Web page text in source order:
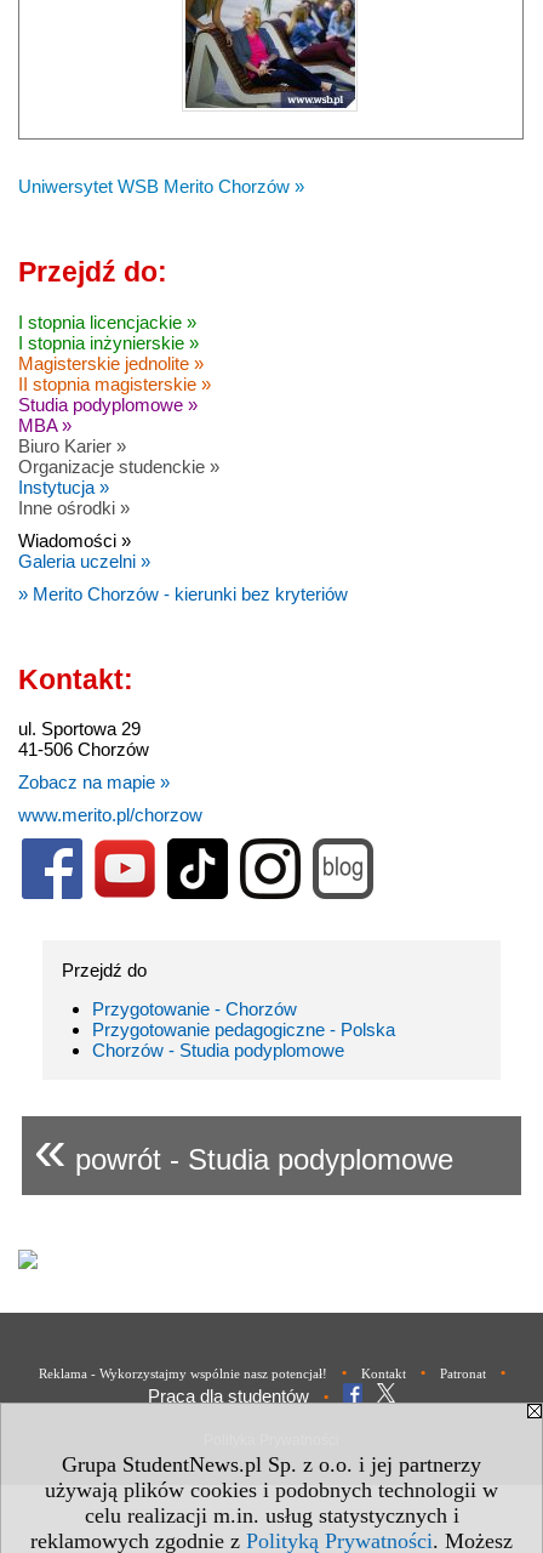
Grupa StudentNews.pl Sp. z o.o. i jej partnerzy
używają plików cookies i podobnych technologii w
celu realizacji m.in. usług statystycznych i
reklamowych zgodnie z Polityką Prywatności. Możesz
Uniwersytet WSB Merito Chorzów »
Przejdź do:
I stopnia licencjackie »
I stopnia inżynierskie »
Magisterskie jednolite »
II stopnia magisterskie »
Studia podyplomowe »
MBA »
Biuro Karier »
Organizacje studenckie »
Instytucja »
Inne ośrodki »
Wiadomości »
Galeria uczelni »
» Merito Chorzów - kierunki bez kryteriów
Kontakt:
ul. Sportowa 29
41-506 Chorzów
Zobacz na mapie »
www.merito.pl/chorzow
Przejdź do
Przygotowanie - Chorzów
Przygotowanie pedagogiczne - Polska
Chorzów - Studia podyplomowe
« powrót - Studia podyplomowe
Reklama - Wykorzystajmy wspólnie nasz potencjał! • Kontakt • Patronat •
Praca dla studentów •